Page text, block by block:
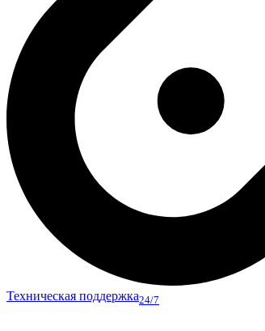
Техническая поддержка24/7